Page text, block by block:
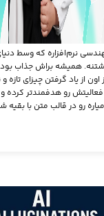
نرم‌افزاره که وسط
همیشه براش جذاب
اون از یاد گرفتن چیزای
رو هدفمندتر کرده
رو در قالب متن با بقیه